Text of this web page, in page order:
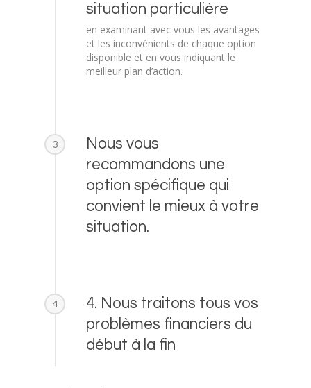
situation particulière
en examinant avec vous les avantages
et les inconvénients de chaque option
disponible et en vous indiquant le
meilleur plan d’action.
3
Nous vous
recommandons une
option spécifique qui
convient le mieux à votre
situation.
4
4. Nous traitons tous vos
problèmes financiers du
début à la fin